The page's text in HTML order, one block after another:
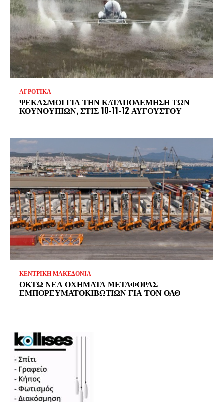
ΑΓΡΟΤΙΚΑ
ΨΕΚΑΣΜΟΊ ΓΙΑ ΤΗΝ ΚΑΤΑΠΟΛΈΜΗΣΗ ΤΩΝ
ΚΟΥΝΟΥΠΙΏΝ, ΣΤΙΣ 10-11-12 ΑΥΓΟΎΣΤΟΥ
ΚΕΝΤΡΙΚΗ ΜΑΚΕΔΟΝΙΑ
ΟΚΤΏ ΝΈΑ ΟΧΉΜΑΤΑ ΜΕΤΑΦΟΡΆΣ
ΕΜΠΟΡΕΥΜΑΤΟΚΙΒΩΤΊΩΝ ΓΙΑ ΤΟΝ ΟΛΘ